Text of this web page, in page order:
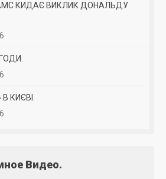
КИДАЄ ВИКЛИК ДОНАЛЬДУ
КИЄВІ.
Видео.